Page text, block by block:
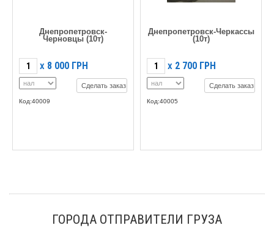
Днепропетровск-
Черновцы (10т)
X 8 000 ГРН
Сделать заказ
Код:40009
Днепропетровск-Черкассы
(10т)
X 2 700 ГРН
Сделать заказ
Код:40005
ГОРОДА ОТПРАВИТЕЛИ ГРУЗА